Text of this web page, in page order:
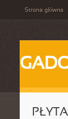
Strona główna